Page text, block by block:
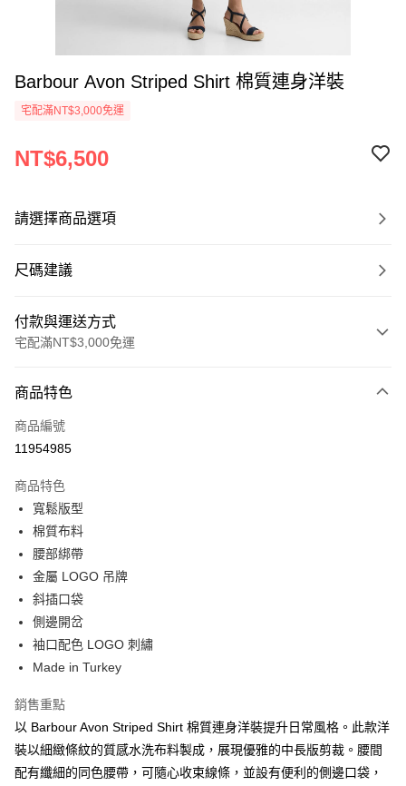
Barbour Avon Striped Shirt 棉質連身洋裝
宅配滿NT$3,000免運
NT$6,500
請選擇商品選項
尺碼建議
付款與運送方式
宅配滿NT$3,000免運
信用卡一次付款
信用卡分期付款
合作金庫商業銀行
華南商業銀行
上海商業儲蓄銀行
國泰世華商業銀行
臺灣中小企業銀行
匯豐（台灣）商業銀行
聯邦商業銀行
元大商業銀行
玉山商業銀行
台新國際商業銀行
LINE Pay
Apple Pay
街口支付
悠遊付
全盈+PAY
AFTEE先享後付
相關說明
【關於「AFTEE先享後付」】
便利好安心！
ATM付款
商品特色
商品編號
11954985
商品特色
寬鬆版型
棉質布料
腰部綁帶
金屬 LOGO 吊牌
斜插口袋
側邊開岔
袖口配色 LOGO 刺繡
Made in Turkey
銷售重點
以 Barbour Avon Striped Shirt 棉質連身洋裝提升日常風格。此款洋
裝以細緻條紋的質感水洗布料製成，展現優雅的中長版剪裁。腰間
配有纖細的同色腰帶，可隨心收束線條，並設有便利的側邊口袋，